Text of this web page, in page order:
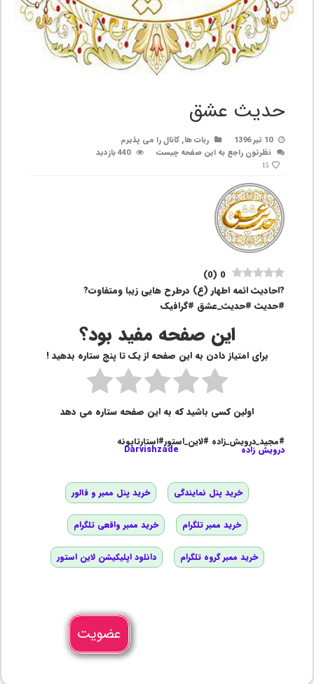
حدیث عشق
10 تیر 1396 ربات ها,کانال را می پذیرم
نظرتون راجع به این صفحه چیست
440 بازدید
15
0
(
0
)
?احادیث ائمه اطهار (ع) درطرح هایی زیبا ومتفاوت?
#حدیث #حدیث_عشق #گرافیک
این صفحه مفید بود؟
برای امتیاز دادن به این صفحه از یک تا پنج ستاره بدهید !
اولین کسی باشید که به این صفحه ستاره می دهد
#مجید_درویش_زاده #لاین_استور#استارتاپونه
درویش زاده Darvishzade
خرید پنل نمایندگی خرید پنل ممبر و فالور
خرید ممبر تلگرام خرید ممبر واقعی تلگرام
خرید ممبر گروه تلگرام دانلود اپلیکیشن لاین استور
عضویت